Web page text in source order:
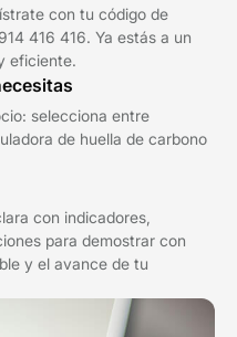
con tu código de
416 416. Ya estás a un
eficiente.
selecciona entre
de huella de carbono
con indicadores,
para demostrar con
y el avance de tu